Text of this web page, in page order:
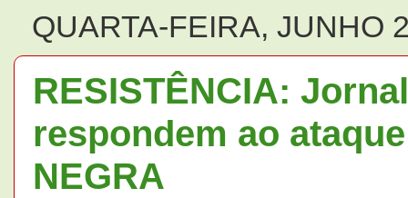
QUARTA-FEIRA, JUNHO
RESISTÊNCIA:
respondem ao
NEGRA